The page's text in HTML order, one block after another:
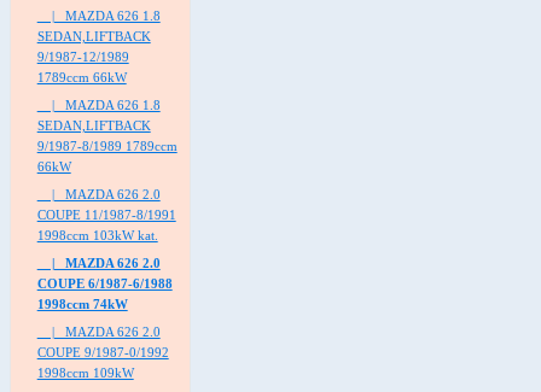
|_ MAZDA 626 1.8
SEDAN,LIFTBACK
9/1987-12/1989
1789ccm 66kW
|_ MAZDA 626 1.8
SEDAN,LIFTBACK
9/1987-8/1989 1789ccm
66kW
|_ MAZDA 626 2.0
COUPE 11/1987-8/1991
1998ccm 103kW kat.
|_ MAZDA 626 2.0
COUPE 6/1987-6/1988
1998ccm 74kW
|_ MAZDA 626 2.0
COUPE 9/1987-0/1992
1998ccm 109kW